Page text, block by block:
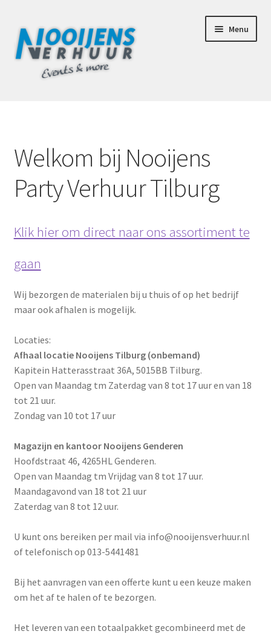
door
naar
navigatie
naar
de
Menu
Assortiment
Totaal Concept Voor Je Bruiloft
Mijn account
Offerte aanvraag
Offerte aanvraag
Welkom bij Nooijens
Party Verhuur Tilburg
Klik hier om direct naar ons assortiment te
gaan
Wij bezorgen de materialen bij u thuis of op het bedrijf
maar ook afhalen is mogelijk.
Locaties:
Afhaal locatie Nooijens Tilburg (onbemand)
Kapitein Hatterasstraat 36A, 5015BB Tilburg.
Open van Maandag tm Zaterdag van 8 tot 17 uur en van 18
tot 21 uur.
Zondag van 10 tot 17 uur
Magazijn en kantoor Nooijens Genderen
Hoofdstraat 46, 4265HL Genderen.
Open van Maandag tm Vrijdag van 8 tot 17 uur.
Maandagavond van 18 tot 21 uur
Zaterdag van 8 tot 12 uur.
U kunt ons bereiken per mail via info@nooijensverhuur.nl
of telefonisch op 013-5441481
Bij het aanvragen van een offerte kunt u een keuze maken
om het af te halen of te bezorgen.
Het leveren van een totaalpakket gecombineerd met de